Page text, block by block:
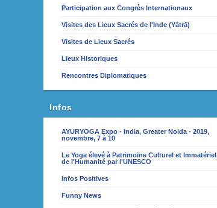
Participation aux Congrès Internationaux
Visites des Lieux Sacrés de l'Inde (Yātrā)
Visites de Lieux Sacrés
Lieux Historiques
Rencontres Diplomatiques
Infos
AYURYOGA Expo - India, Greater Noida - 2019,
novembre, 7 à 10
Le Yoga élevé à Patrimoine Culturel et Immatériel
de l'Humanité par l'UNESCO
Infos Positives
Funny News